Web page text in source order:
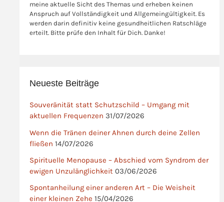
meine aktuelle Sicht des Themas und erheben keinen
Anspruch auf Vollständigkeit und Allgemeingültigkeit. Es
werden darin definitiv keine gesundheitlichen Ratschläge
erteilt. Bitte prüfe den Inhalt für Dich. Danke!
Neueste Beiträge
Souveränität statt Schutzschild – Umgang mit
aktuellen Frequenzen 31/07/2026
Wenn die Tränen deiner Ahnen durch deine Zellen
fließen 14/07/2026
Spirituelle Menopause – Abschied vom Syndrom der
ewigen Unzulänglichkeit 03/06/2026
Spontanheilung einer anderen Art – Die Weisheit
einer kleinen Zehe 15/04/2026